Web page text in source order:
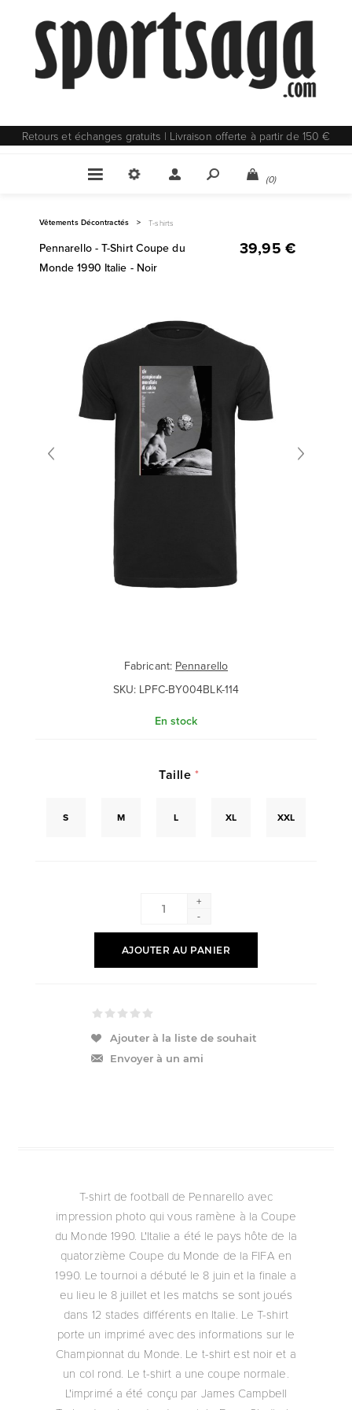
Retours et échanges gratuits | Livraison offerte à partir de 150 €
(0)
Vêtements Décontractés > T-shirts
Pennarello - T-Shirt Coupe du
Monde 1990 Italie - Noir
39,95 €
Fabricant: Pennarello
SKU: LPFC-BY004BLK-114
En stock
Taille *
S M L XL XXL
+
-
AJOUTER AU PANIER
Ajouter à la liste de souhait
Envoyer à un ami
T-shirt de football de Pennarello avec
impression photo qui vous ramène à la Coupe
du Monde 1990. L'Italie a été le pays hôte de la
quatorzième Coupe du Monde de la FIFA en
1990. Le tournoi a débuté le 8 juin et la finale a
eu lieu le 8 juillet et les matchs se sont joués
dans 12 stades différents en Italie. Le T-shirt
porte un imprimé avec des informations sur le
Championnat du Monde. Le t-shirt est noir et a
un col rond. Le t-shirt a une coupe normale.
L'imprimé a été conçu par James Campbell